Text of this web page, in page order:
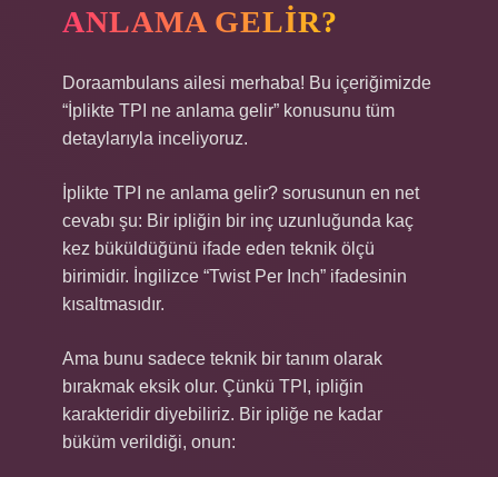
ANLAMA GELIR?
Doraambulans ailesi merhaba! Bu içeriğimizde
“İplikte TPI ne anlama gelir” konusunu tüm
detaylarıyla inceliyoruz.
İplikte TPI ne anlama gelir? sorusunun en net
cevabı şu: Bir ipliğin bir inç uzunluğunda kaç
kez büküldüğünü ifade eden teknik ölçü
birimidir. İngilizce “Twist Per Inch” ifadesinin
kısaltmasıdır.
Ama bunu sadece teknik bir tanım olarak
bırakmak eksik olur. Çünkü TPI, ipliğin
karakteridir diyebiliriz. Bir ipliğe ne kadar
büküm verildiği, onun: